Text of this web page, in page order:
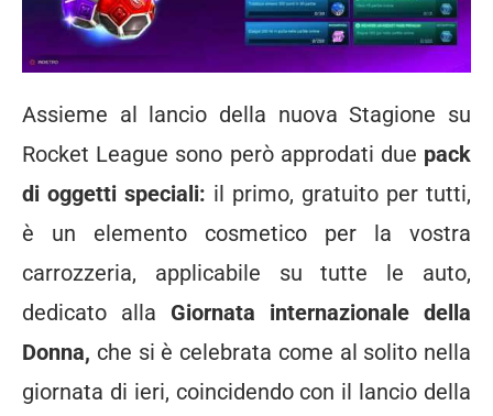
Assieme al lancio della nuova Stagione su
Rocket League sono però approdati due pack
di oggetti speciali: il primo, gratuito per tutti,
è un elemento cosmetico per la vostra
carrozzeria, applicabile su tutte le auto,
dedicato alla Giornata internazionale della
Donna, che si è celebrata come al solito nella
giornata di ieri, coincidendo con il lancio della